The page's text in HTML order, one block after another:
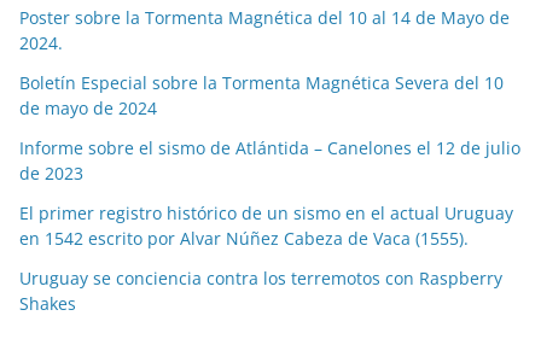
Poster sobre la Tormenta Magnética del 10 al 14 de Mayo de
2024.
Boletín Especial sobre la Tormenta Magnética Severa del 10
de mayo de 2024
Informe sobre el sismo de Atlántida – Canelones el 12 de julio
de 2023
El primer registro histórico de un sismo en el actual Uruguay
en 1542 escrito por Alvar Núñez Cabeza de Vaca (1555).
Uruguay se conciencia contra los terremotos con Raspberry
Shakes